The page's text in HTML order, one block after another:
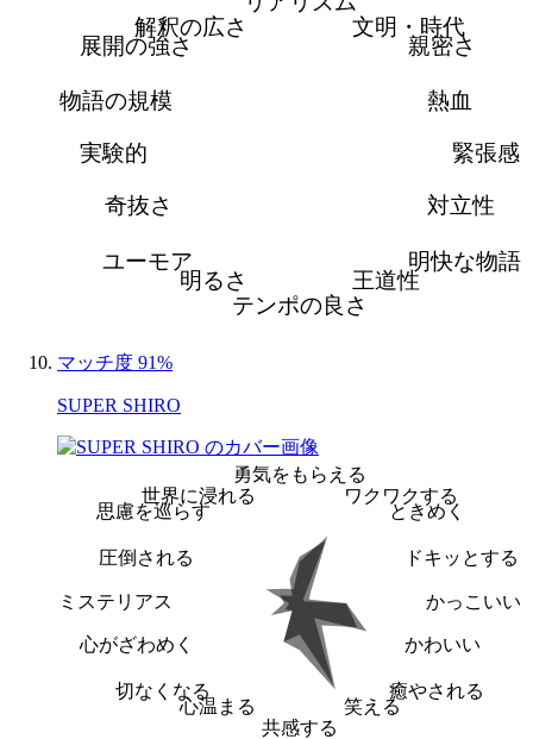
文明・時代
親密さ
熱血
緊張感
対立性
明快な物語
王道性
テンポの良さ
明るさ
ユーモア
奇抜さ
実験的
物語の規模
展開の強さ
解釈の広さ
マッチ度 91%
SUPER SHIRO
勇気をもらえる
ワクワクする
ときめく
ドキッとする
かっこいい
かわいい
癒やされる
笑える
共感する
心温まる
切なくなる
心がざわめく
ミステリアス
圧倒される
思慮を巡らす
世界に浸れる